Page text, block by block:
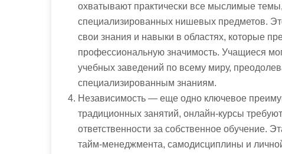
охватывают практически все мыслимые
специализированных нишевых предметов.
свои знания и навыки в областях, которые
профессиональную значимость. Учащиеся
учебных заведений по всему миру,
специализированным знаниям.
Независимость — еще одно ключевое
традиционных занятий, онлайн-курсы
ответственности за собственное обучение.
тайм-менеджмента, самодисциплины и